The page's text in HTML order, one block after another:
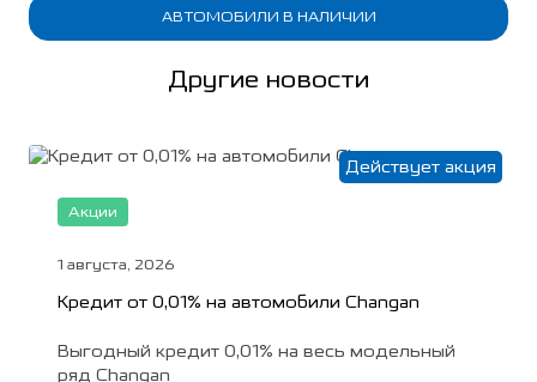
АВТОМОБИЛИ В НАЛИЧИИ
Другие новости
Действует акция
Акции
1 августа, 2026
Кредит от 0,01% на автомобили Changan
Выгодный кредит 0,01% на весь модельный
ряд Changan